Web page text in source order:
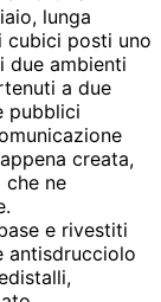
lunga
cubici posti uno
due ambienti
a due
pubblici
creata,
che ne
e rivestiti
antisdrucciolo